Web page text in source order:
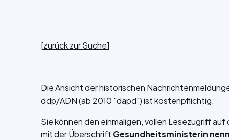
[zurück zur Suche]
Die Ansicht der historischen
ddp/ADN (ab 2010 "dapd") ist kostenpflichtig.
Sie können den einmaligen, vollen Lesezugriff
mit der Überschrift Gesundheitsministerin